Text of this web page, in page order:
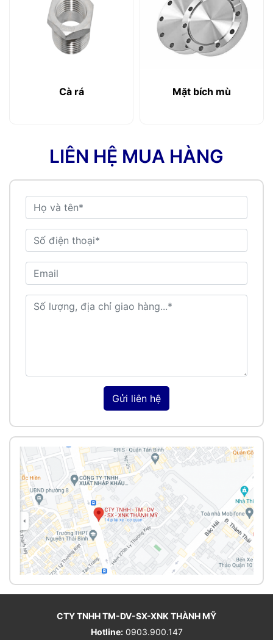
Cà rá Mặt bích mù
LIÊN HỆ MUA HÀNG
Gửi liên hệ
CTY TNHH TM-DV-SX-XNK THÀNH MỸ
Hotline:0903.900.147